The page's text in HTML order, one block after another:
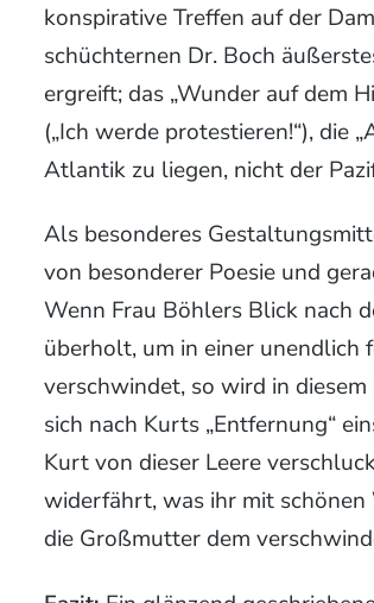
konspirative Treffen auf der
schüchternen Dr. Boch
ergreift; das „Wunder auf dem
(„Ich werde protestieren!“), die
Atlantik zu liegen, nicht der
Als besonderes
von besonderer Poesie und
Wenn Frau Böhlers Blick nach
überholt, um in einer unendlich
verschwindet, so wird in
sich nach Kurts „Entfernung“
Kurt von dieser Leere
widerfährt, was ihr mit
die Großmutter dem